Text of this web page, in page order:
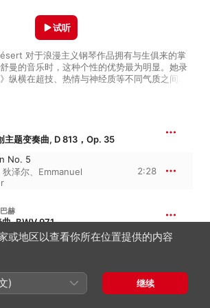
对于浪漫主义钢琴作品拥有与生俱来的掌
曼的音乐时，这种个性的优势最为明显。她录
纵横在超技、热情与神经质等不同气质之间，
》中，晶莹的音色、干净的指法、清晰的思
的精华得到了集中体现。而在与小提琴家
线条性相得益彰。
试听
主题变奏曲, D 813，Op. 35
No. 5
狄泽尔、 Emmanuel
2:28
赫
, BWV 971
或地区以查看你所在位置提供的内容
) 继续